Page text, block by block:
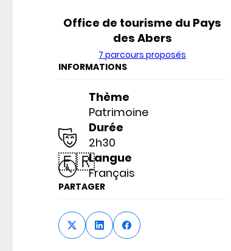
Office de tourisme du Pays
des Abers
7 parcours proposés
INFORMATIONS
Thème
Patrimoine
Durée
2h30
🇫🇷Langue
Français
PARTAGER